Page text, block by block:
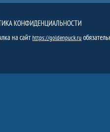
КОНФИДЕНЦИАЛЬНОСТИ
на сайтhttps://goldenpuck.ru